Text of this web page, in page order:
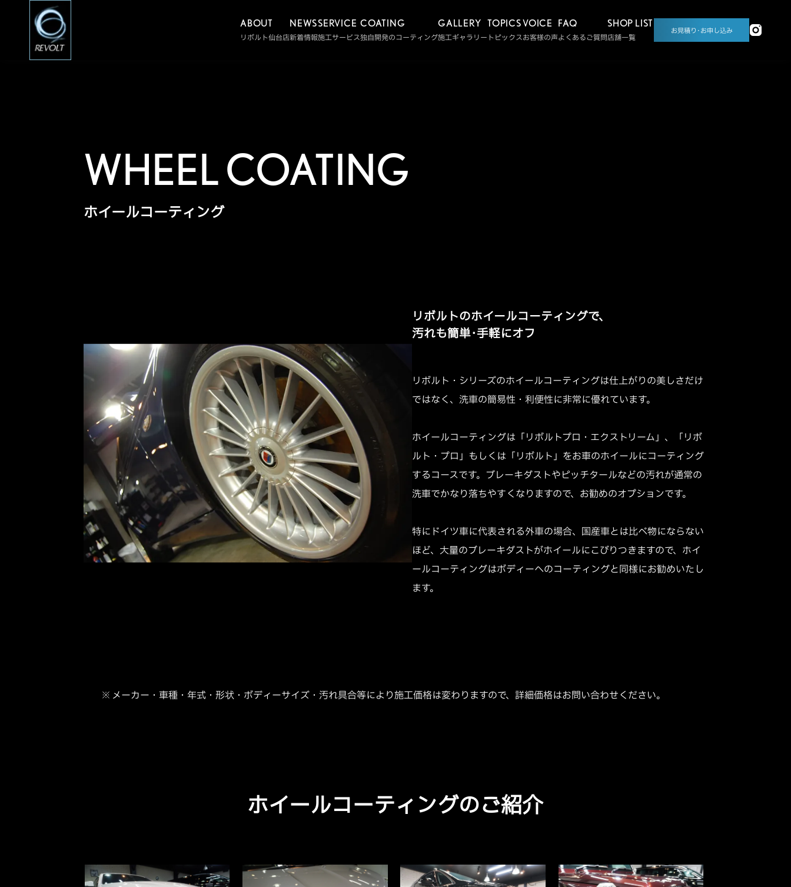
ABOUT
リボルト仙台店
NEWS
新着情報
SERVICE
施工サービス
COATING
独自開発のコーティング
GALLERY
施工ギャラリー
TOPICS
トピックス
VOICE
お客様の声
FAQ
よくあるご質問
SHOP LIST
店舗一覧
お見積り･お申し込み
WHEEL COATING
ホイールコーティング
リボルトのホイールコーティングで、
汚れも簡単･手軽にオフ
リボルト・シリーズのホイールコーティングは仕上がりの美しさだけ
ではなく、洗車の簡易性・利便性に非常に優れています。
ホイールコーティングは「リボルトプロ・エクストリーム」、「リボ
ルト・プロ」もしくは「リボルト」をお車のホイールにコーティング
するコースです。ブレーキダストやピッチタールなどの汚れが通常の
洗車でかなり落ちやすくなりますので、お勧めのオプションです。
特にドイツ車に代表される外車の場合、国産車とは比べ物にならない
ほど、大量のブレーキダストがホイールにこびりつきますので、ホイ
ールコーティングはボディーへのコーティングと同様にお勧めいたし
ます。
※ メーカー・車種・年式・形状・ボディーサイズ・汚れ具合等により施工価格は変わりますので、詳細価格はお問い合わせください。
ホイールコーティングのご紹介